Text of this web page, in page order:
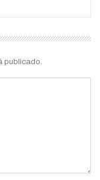
publicado.